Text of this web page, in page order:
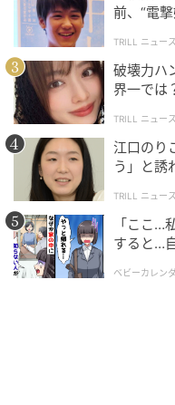
ウーマンエキサイト
前、“電
TRILL ニュース
破壊力ハ
界一では
TRILL ニュース
江口のり
う」と誘
TRILL ニュース
「ここ…
すると…
ベビーカレン